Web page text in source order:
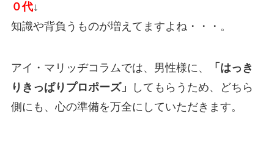
０代↓
知識や背負うものが増えてますよね・・・。
アイ・マリッヂコラムでは、男性様に、
「はっき
りきっぱりプロポーズ」
してもらうため、どちら
側にも、心の準備を万全にしていただきます。